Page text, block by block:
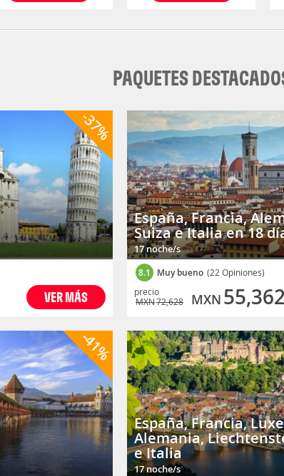
PAQUETES
VER MÁS
-37%
-41%
España, Francia,
Suiza e Italia en 18
17 noche/s
8.1 Muy bueno (22 Opiniones)
precio
MXN72,628 MXN 55,362
España, Francia,
Alemania,
e Italia
17 noche/s